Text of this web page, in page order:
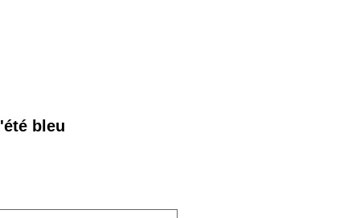
bleu